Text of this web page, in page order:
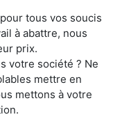
tous vos soucis
à abattre, nous
prix.
votre société ? Ne
mettre en
mettons à votre